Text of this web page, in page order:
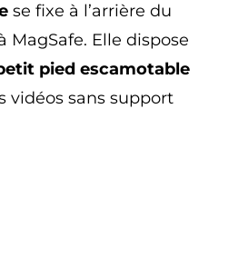
se fixe à l’arrière du
MagSafe. Elle dispose
pied escamotable
vidéos sans support